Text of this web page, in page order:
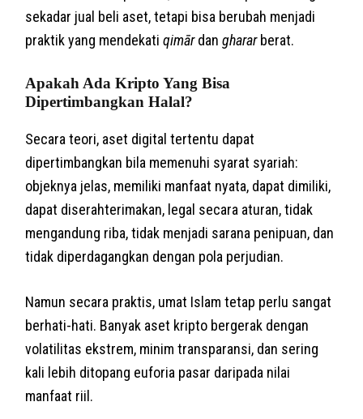
sekadar jual beli aset, tetapi bisa berubah menjadi
praktik yang mendekatiqimārdanghararberat.
Apakah Ada Kripto Yang Bisa
Dipertimbangkan Halal?
Secara teori, aset digital tertentu dapat
dipertimbangkan bila memenuhi syarat syariah:
objeknya jelas, memiliki manfaat nyata, dapat dimiliki,
dapat diserahterimakan, legal secara aturan, tidak
mengandung riba, tidak menjadi sarana penipuan, dan
tidak diperdagangkan dengan pola perjudian.
Namun secara praktis, umat Islam tetap perlu sangat
berhati-hati. Banyak aset kripto bergerak dengan
volatilitas ekstrem, minim transparansi, dan sering
kali lebih ditopang euforia pasar daripada nilai
manfaat riil.